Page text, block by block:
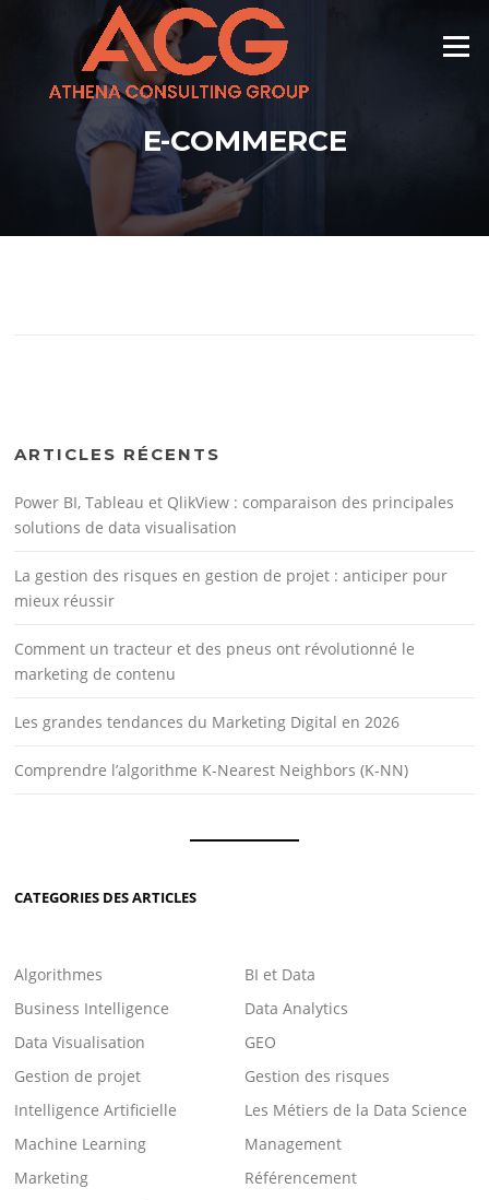
Menu
E-COMMERCE
ARTICLES RÉCENTS
Power BI, Tableau et QlikView : comparaison des principales
solutions de data visualisation
La gestion des risques en gestion de projet : anticiper pour
mieux réussir
Comment un tracteur et des pneus ont révolutionné le
marketing de contenu
Les grandes tendances du Marketing Digital en 2026
Comprendre l’algorithme K-Nearest Neighbors (K-NN)
CATEGORIES DES ARTICLES
Algorithmes
BI et Data
Business Intelligence
Data Analytics
Data Visualisation
GEO
Gestion de projet
Gestion des risques
Intelligence Artificielle
Les Métiers de la Data Science
Machine Learning
Management
Marketing
Référencement